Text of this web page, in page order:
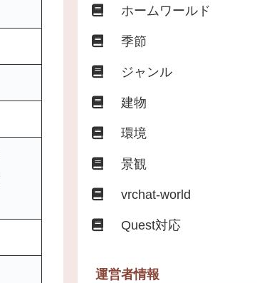
ホームワールド
季節
ジャンル
建物
環境
景観
vrchat-world
Quest対応
運営者情報